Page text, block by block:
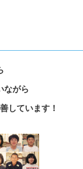
ながら
しています！